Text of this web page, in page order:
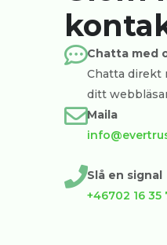
Chatta med
Chatta direkt
ditt
Maila
Slå en signal
+46702 16 35